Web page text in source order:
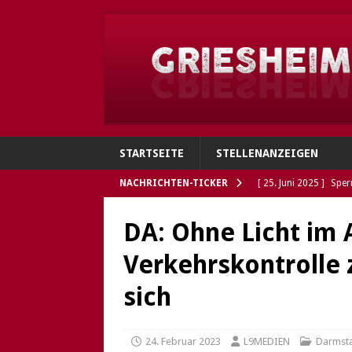
STARTSEITE STELLENANZEIGEN
NACHRICHTEN-TICKER [ 25. Juni 2025 ]
[ 4. Juni 2025 ]
[ 4. Juni 2025 ]
Öffnungszeiten des
DA: Ohne Licht im
Verkehrskontrolle
sich
24. Februar 2023 L9MEDIEN